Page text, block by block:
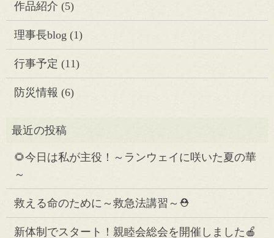
作品紹介 (5)
理事長blog (1)
行事予定 (11)
防災情報 (6)
🌻今日は私が主役！～ランウェイに咲いた夏の華
～
救える命のために～救急法講習～⛑️
新体制でスタート！親睦会総会を開催しました🍎